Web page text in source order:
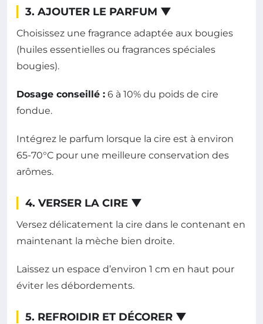
3. AJOUTER LE PARFUM ▼
Choisissez une fragrance adaptée aux bougies
(huiles essentielles ou fragrances spéciales
bougies).
Dosage conseillé : 6 à 10% du poids de cire
fondue.
Intégrez le parfum lorsque la cire est à environ
65-70°C pour une meilleure conservation des
arômes.
4. VERSER LA CIRE ▼
Versez délicatement la cire dans le contenant en
maintenant la mèche bien droite.
Laissez un espace d’environ 1 cm en haut pour
éviter les débordements.
5. REFROIDIR ET DÉCORER ▼